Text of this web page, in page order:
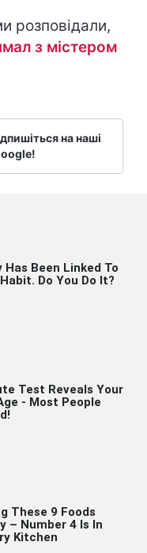
розповідали,
з містером
на наші